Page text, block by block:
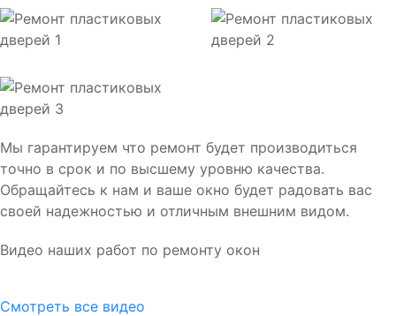
Мы гарантируем что ремонт будет производиться
точно в срок и по высшему уровню качества.
Обращайтесь к нам и ваше окно будет радовать вас
своей надежностью и отличным внешним видом.
Видео наших работ по ремонту окон
Смотреть все видео